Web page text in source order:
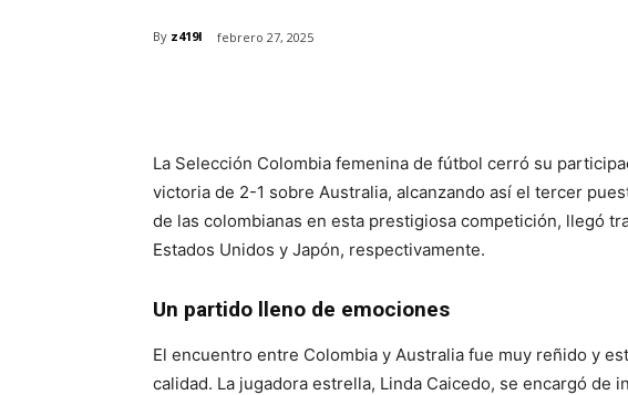
By z419l febrero 27, 2025
La Selección Colombia femenina de fútbol cerró su
victoria de 2-1 sobre Australia, alcanzando así el tercer
de las colombianas en esta prestigiosa competición, llegó
Estados Unidos y Japón, respectivamente.
Un partido lleno de emociones
El encuentro entre Colombia y Australia fue muy reñido y
calidad. La jugadora estrella, Linda Caicedo, se encargó de